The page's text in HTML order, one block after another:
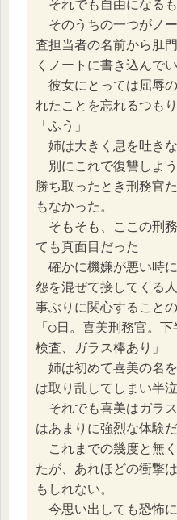
それでも自由になるも
そのうちの一つがノ
査担当者の名前から肛
くノートに書き込んでい
彼女にとっては屈辱
れたことを忘れるつもり
「ふう」
姉は大きく息を吐きな
別にこれで復讐しよ
勝ち取ったとき刑務官
もなかった。
そもそも、ここの刑
ても真面目だった
確かに機嫌が悪い時
怨を混ぜて接してくる
事ぶりに関心することの
「○日。喜美刑務官。
検査、ガラス棒あり」
姉は初めて喜美の名
は取り乱してしまい半
それでも喜美はガラ
はあまりに強烈な体験だ
これまでの幾度と無
たが、あれほどの衝撃
もしれない。
今思い出しても恐怖